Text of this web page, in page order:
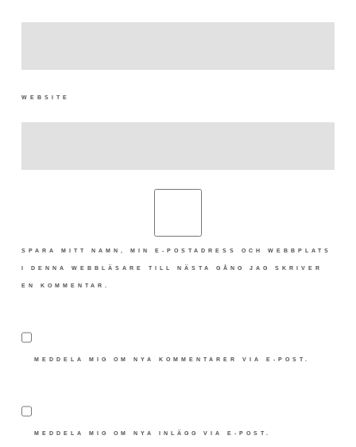
WEBSITE
SPARA MITT NAMN, MIN E-POSTADRESS OCH WEBBPLATS
I DENNA WEBBLÄSARE TILL NÄSTA GÅNG JAG SKRIVER
EN KOMMENTAR.
MEDDELA MIG OM NYA KOMMENTARER VIA E-POST.
MEDDELA MIG OM NYA INLÄGG VIA E-POST.